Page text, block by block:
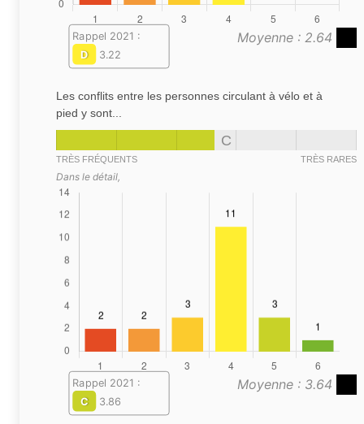
Moyenne : 2.64
Rappel 2021 :
D
3.22
Les conflits entre les personnes circulant à vélo et à
pied y sont...
C
TRÈS FRÉQUENTS TRÈS RARES
Dans le détail,
Moyenne : 3.64
Rappel 2021 :
C
3.86